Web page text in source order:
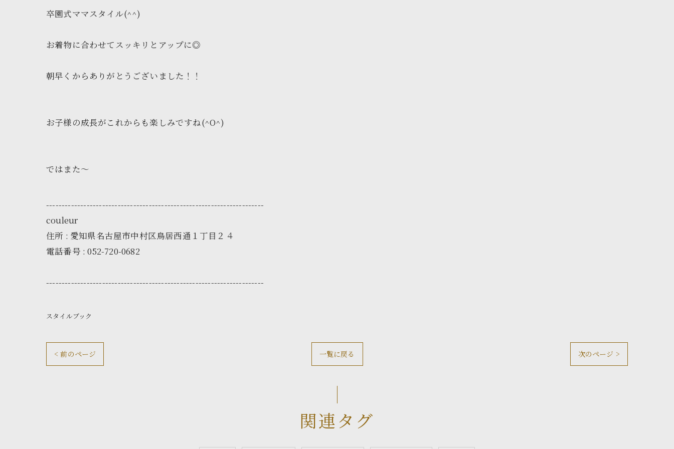
卒園式ママスタイル(^^)
お着物に合わせてスッキリとアップに◎
朝早くからありがとうございました！！
お子様の成長がこれからも楽しみですね(^O^)
ではまた～
----------------------------------------------------------------------
couleur
住所 : 愛知県名古屋市中村区鳥居西通１丁目２４
電話番号 : 052-720-0682
----------------------------------------------------------------------
スタイルブック
< 前のページ 一覧に戻る 次のページ >
関連タグ